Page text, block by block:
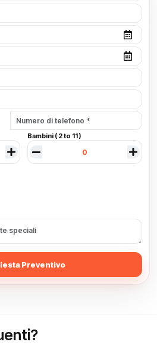
Bambini ( 2 to 11 )
Preventivo